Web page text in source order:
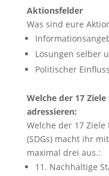
Aktionsfelder
Was sind eure
Lösungen selber
Politischer Einfluss
Welche der 17
adressieren:
Welche der 17
(SDGs) macht ihr
maximal drei aus.:
11. Nachhaltige